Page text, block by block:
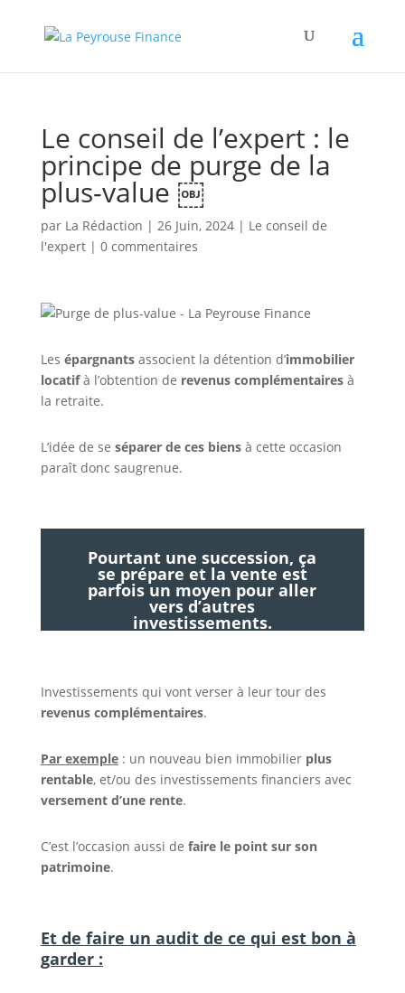
Le conseil de l’expert : le
principe de purge de la
plus-value ￼
par La Rédaction | 26 Juin, 2024| Le conseil de
l'expert| 0 commentaires
Les épargnantsassocient la détention d’immobilier
locatifà l’obtention de revenus complémentairesà
la retraite.
L’idée de se séparer de ces biensà cette occasion
paraît donc saugrenue.
Pourtant une succession, ça
se prépare et la vente est
parfois un moyen pour aller
vers d’autres
investissements.
Investissements qui vont verser à leur tour des
revenus complémentaires.
Par exemple: un nouveau bien immobilier plus
rentable, et/ou des investissements financiers avec
versement d’une rente.
C’est l’occasion aussi de faire le point sur son
patrimoine.
Et de faire un audit de ce qui est bon à
garder :